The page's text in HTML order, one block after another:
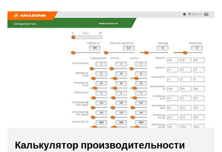
Калькулятор производительности